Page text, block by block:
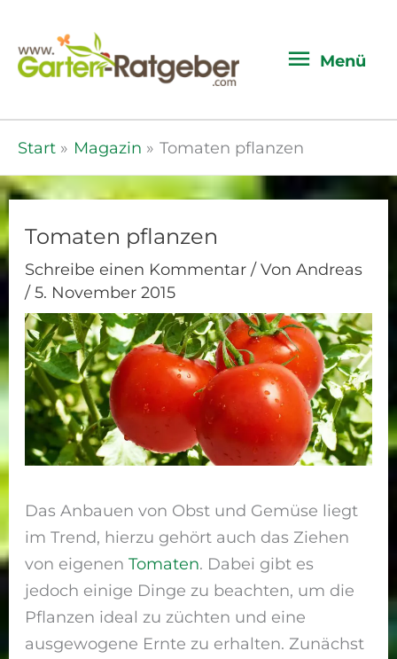
Menü
Start Magazin Tomaten pflanzen
Tomaten pflanzen
Schreibe einen Kommentar / VonAndreas
/5. November 2015
Das Anbauen von Obst und Gemüse liegt
im Trend, hierzu gehört auch das Ziehen
von eigenenTomaten. Dabei gibt es
jedoch einige Dinge zu beachten, um die
Pflanzen ideal zu züchten und eine
ausgewogene Ernte zu erhalten. Zunächst